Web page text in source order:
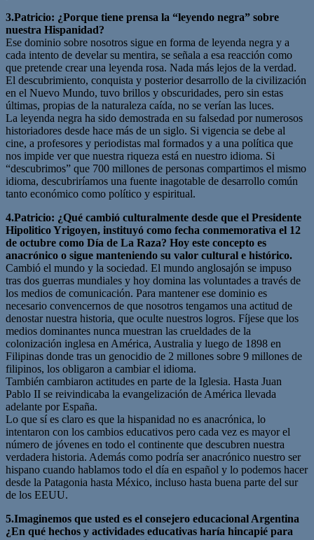
3.Patricio: ¿Porque tiene prensa la “leyendo negra” sobre
nuestra Hispanidad?
Ese dominio sobre nosotros sigue en forma de leyenda negra y a
cada intento de develar su mentira, se señala a esa reacción como
que pretende crear una leyenda rosa. Nada más lejos de la verdad.
El descubrimiento, conquista y posterior desarrollo de la civilización
en el Nuevo Mundo, tuvo brillos y obscuridades, pero sin estas
últimas, propias de la naturaleza caída, no se verían las luces.
La leyenda negra ha sido demostrada en su falsedad por numerosos
historiadores desde hace más de un siglo. Si vigencia se debe al
cine, a profesores y periodistas mal formados y a una política que
nos impide ver que nuestra riqueza está en nuestro idioma. Si
“descubrimos” que 700 millones de personas compartimos el mismo
idioma, descubriríamos una fuente inagotable de desarrollo común
tanto económico como político y espiritual.
4.Patricio: ¿Qué cambió culturalmente desde que el Presidente
Hipolitico Yrigoyen, instituyó como fecha conmemorativa el 12
de octubre como Día de La Raza? Hoy este concepto es
anacrónico o sigue manteniendo su valor cultural e histórico.
Cambió el mundo y la sociedad. El mundo anglosajón se impuso
tras dos guerras mundiales y hoy domina las voluntades a través de
los medios de comunicación. Para mantener ese dominio es
necesario convencernos de que nosotros tengamos una actitud de
denostar nuestra historia, que oculte nuestros logros. Fíjese que los
medios dominantes nunca muestran las crueldades de la
colonización inglesa en América, Australia y luego de 1898 en
Filipinas donde tras un genocidio de 2 millones sobre 9 millones de
filipinos, los obligaron a cambiar el idioma.
También cambiaron actitudes en parte de la Iglesia. Hasta Juan
Pablo II se reivindicaba la evangelización de América llevada
adelante por España.
Lo que sí es claro es que la hispanidad no es anacrónica, lo
intentaron con los cambios educativos pero cada vez es mayor el
número de jóvenes en todo el continente que descubren nuestra
verdadera historia. Además como podría ser anacrónico nuestro ser
hispano cuando hablamos todo el día en español y lo podemos hacer
desde la Patagonia hasta México, incluso hasta buena parte del sur
de los EEUU.
5.Imaginemos que usted es el consejero educacional Argentina
¿En qué hechos y actividades educativas haría hincapié para